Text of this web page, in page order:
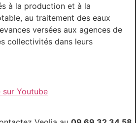
à la production et à la
au traitement des eaux
versées aux agences de
collectivités dans leurs
Youtube